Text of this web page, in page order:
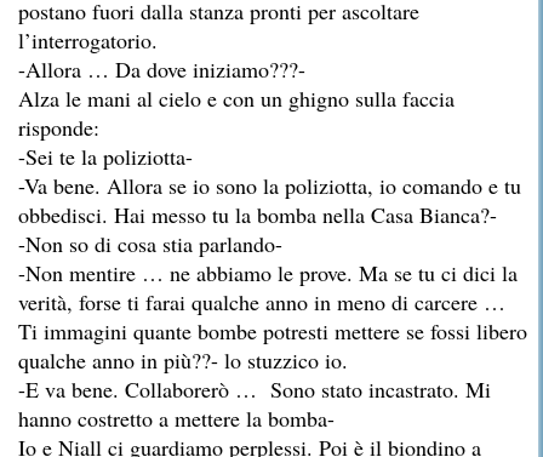
postano fuori dalla stanza pronti per ascoltare
l’interrogatorio.
-Allora … Da dove iniziamo???-
Alza le mani al cielo e con un ghigno sulla faccia
risponde:
-Sei te la poliziotta-
-Va bene. Allora se io sono la poliziotta, io comando e tu
obbedisci. Hai messo tu la bomba nella Casa Bianca?-
-Non so di cosa stia parlando-
-Non mentire … ne abbiamo le prove. Ma se tu ci dici la
verità, forse ti farai qualche anno in meno di carcere …
Ti immagini quante bombe potresti mettere se fossi libero
qualche anno in più??- lo stuzzico io.
-E va bene. Collaborerò … Sono stato incastrato. Mi
hanno costretto a mettere la bomba-
Io e Niall ci guardiamo perplessi. Poi è il biondino a